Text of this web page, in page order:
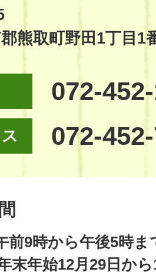
熊取町野田1丁目1
072-
072-
前9時から午後5時ま
末年始12月29日か